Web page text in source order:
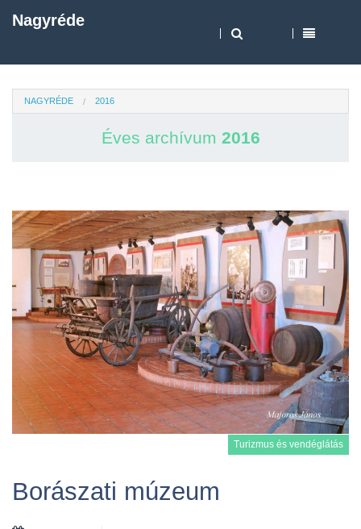
Nagyréde
NAGYRÉDE 2016
Éves archívum 2016
Turizmus és vendéglátás
Borászati múzeum